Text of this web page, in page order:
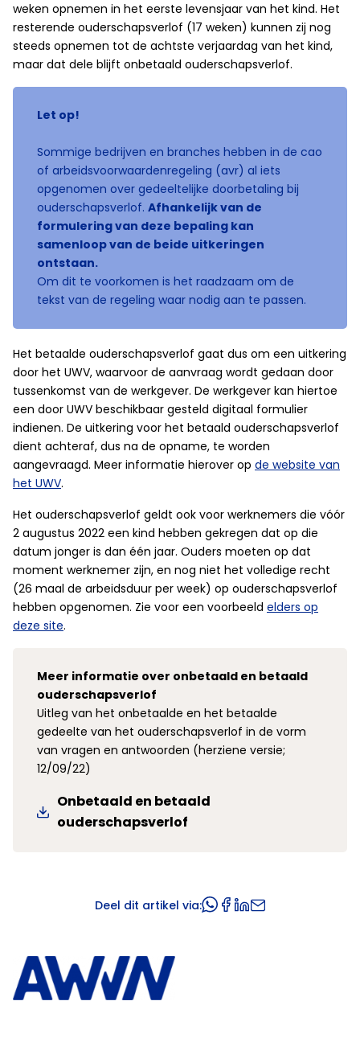
weken opnemen in het eerste levensjaar van het kind. Het
resterende ouderschapsverlof (17 weken) kunnen zij nog
steeds opnemen tot de achtste verjaardag van het kind,
maar dat dele blijft onbetaald ouderschapsverlof.
Let op!
Sommige bedrijven en branches hebben in de cao
of arbeidsvoorwaardenregeling (avr) al iets
opgenomen over gedeeltelijke doorbetaling bij
ouderschapsverlof. Afhankelijk van de
formulering van deze bepaling kan
samenloop van de beide uitkeringen
ontstaan.
Om dit te voorkomen is het raadzaam om de
tekst van de regeling waar nodig aan te passen.
Het betaalde ouderschapsverlof gaat dus om een uitkering
door het UWV, waarvoor de aanvraag wordt gedaan door
tussenkomst van de werkgever. De werkgever kan hiertoe
een door UWV beschikbaar gesteld digitaal formulier
indienen. De uitkering voor het betaald ouderschapsverlof
dient achteraf, dus na de opname, te worden
aangevraagd. Meer informatie hierover op de website van
het UWV.
Het ouderschapsverlof geldt ook voor werknemers die vóór
2 augustus 2022 een kind hebben gekregen dat op die
datum jonger is dan één jaar. Ouders moeten op dat
moment werknemer zijn, en nog niet het volledige recht
(26 maal de arbeidsduur per week) op ouderschapsverlof
hebben opgenomen. Zie voor een voorbeeld elders op
deze site.
Meer informatie over onbetaald en betaald
ouderschapsverlof
Uitleg van het onbetaalde en het betaalde
gedeelte van het ouderschapsverlof in de vorm
van vragen en antwoorden (herziene versie;
12/09/22)
Onbetaald en betaald
ouderschapsverlof
Deel dit artikel via: